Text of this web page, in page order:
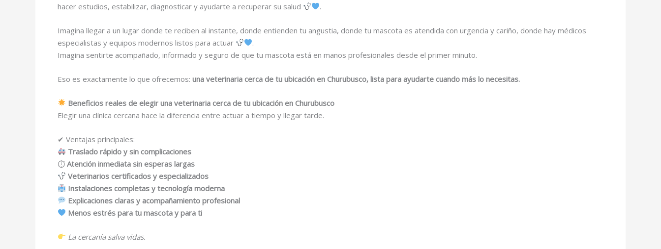
hacer estudios, estabilizar, diagnosticar y ayudarte a recuperar su salud
.
Imagina llegar a un lugar donde te reciben al instante, donde entienden tu angustia, donde tu mascota es atendida con urgencia y cariño, donde hay médicos
especialistas y equipos modernos listos para actuar
.
Imagina sentirte acompañado, informado y seguro de que tu mascota está en manos profesionales desde el primer minuto.
Eso es exactamente lo que ofrecemos: una veterinaria cerca de tu ubicación en Churubusco, lista para ayudarte cuando más lo necesitas.
Beneficios reales de elegir una veterinaria cerca de tu ubicación en Churubusco
Elegir una clínica cercana hace la diferencia entre actuar a tiempo y llegar tarde.
✔ Ventajas principales:
Traslado rápido y sin complicaciones
⏱ Atención inmediata sin esperas largas
Veterinarios certificados y especializados
Instalaciones completas y tecnología moderna
Explicaciones claras y acompañamiento profesional
Menos estrés para tu mascota y para ti
La cercanía salva vidas.